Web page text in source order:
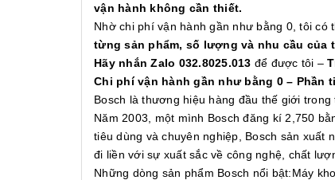
vận hành không cần thiết.
Nhờ chi phí vận hành gần như bằng 0, tôi
từng sản phẩm, số lượng và nhu cầu của
Hãy nhắn Zalo 032.8025.013 để được tôi –
Chi phí vận hành gần như bằng 0 –
Bosch là thương hiệu hàng đầu thế giới
Năm 2003, một mình Bosch đăng kí 2,750
tiêu dùng và chuyên nghiệp, Bosch sản xuất
đi liền với sự xuất sắc về công nghệ, chất
Những dòng sản phẩm Bosch nổi bật:Máy